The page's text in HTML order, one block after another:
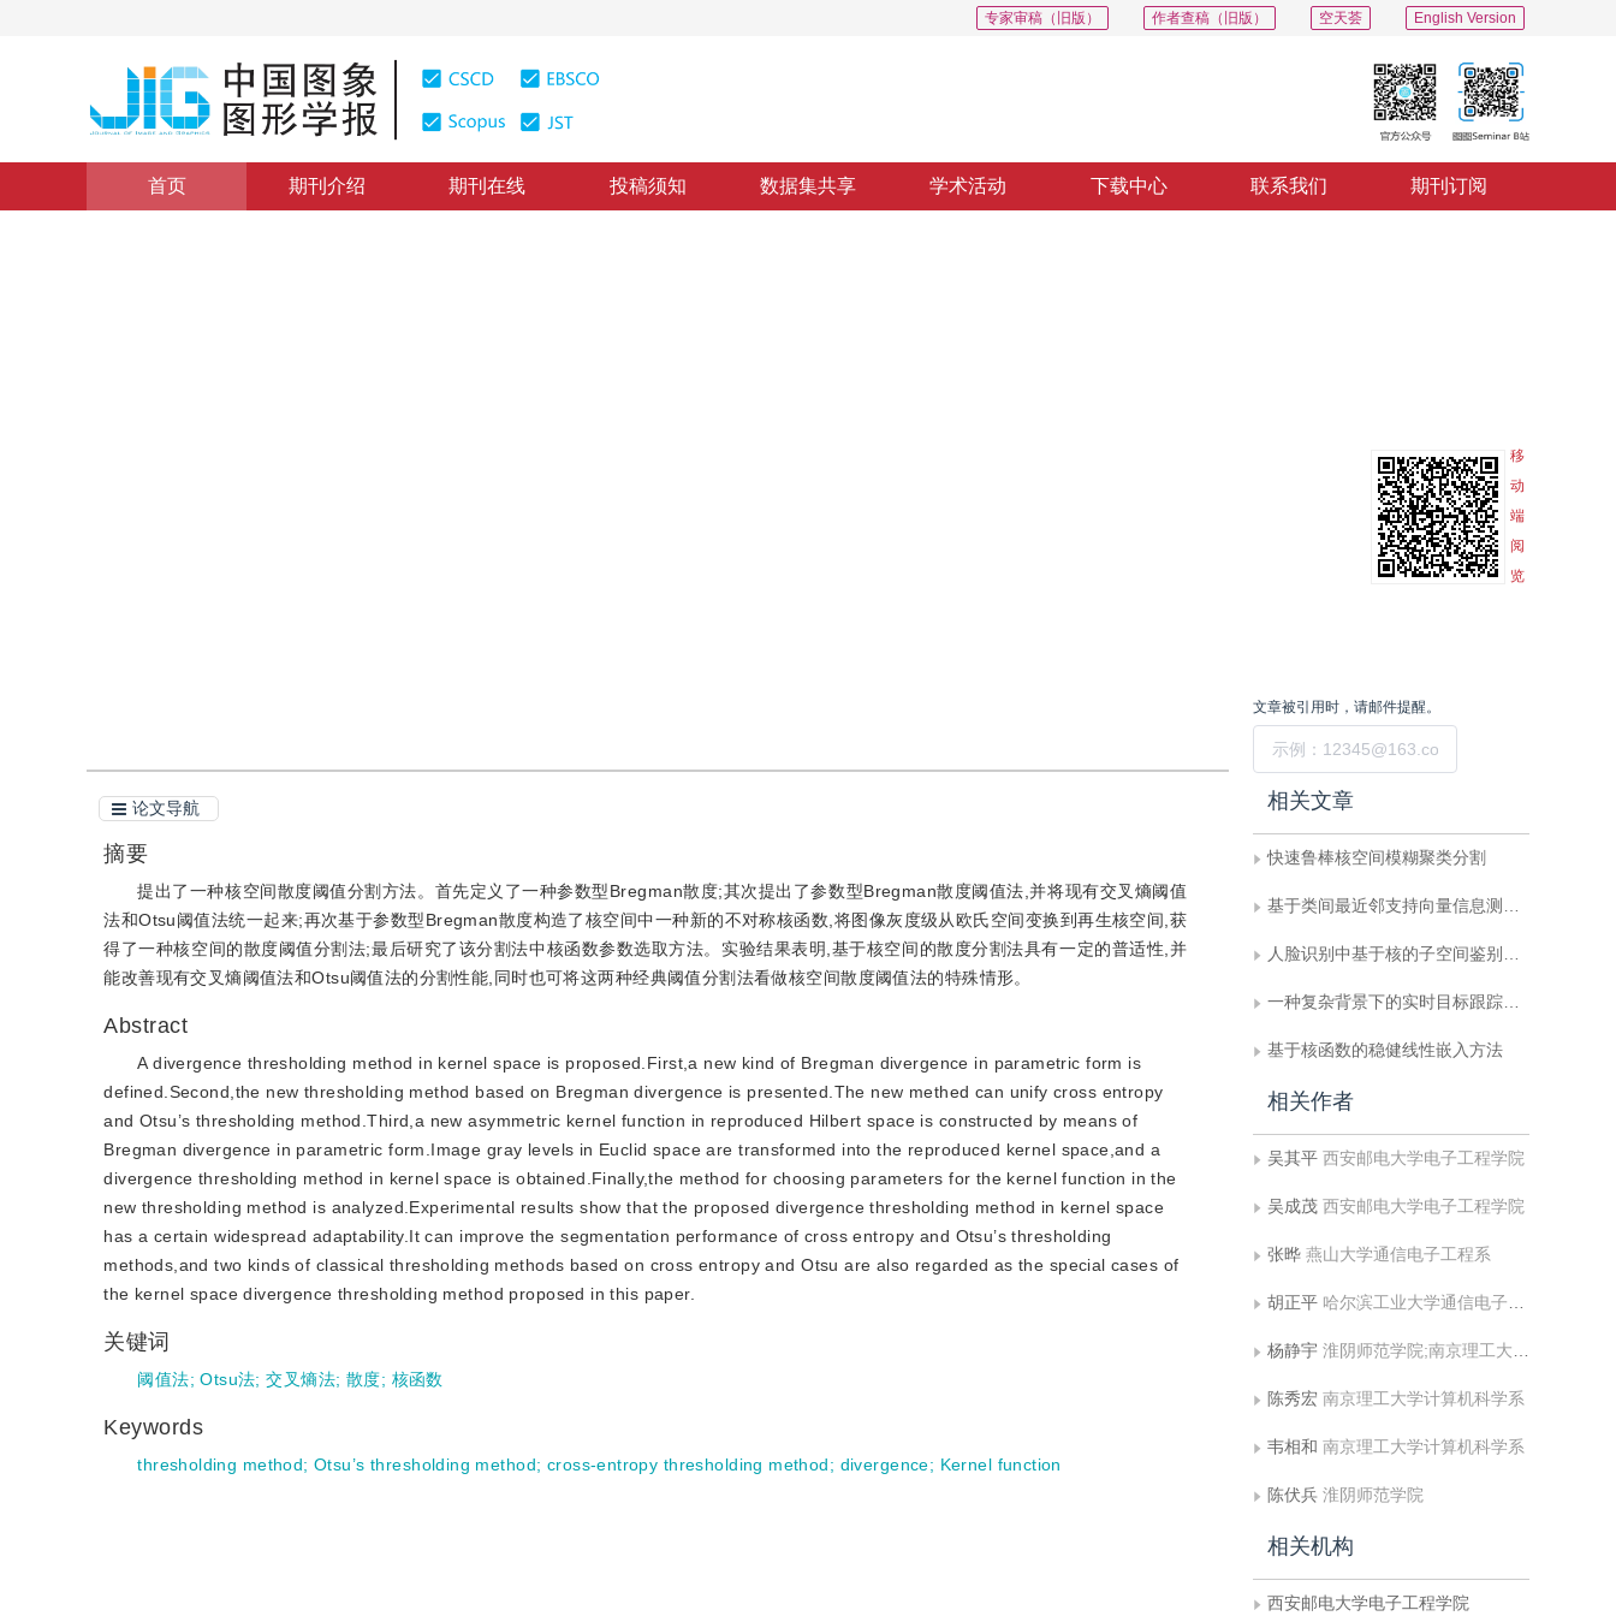
English Version
空天荟
作者查稿（旧版）
专家审稿（旧版）
首页 期刊介绍 期刊在线 投稿须知 数据集共享 学术活动 下载中心 联系我们 期刊订阅
移
动
端
阅
览
论文导航
摘要
提出了一种核空间散度阈值分割方法。首先定义了一种参数型Bregman散度;其次提出了参数型Bregman散度阈值法,并将现有交叉熵阈值
法和Otsu阈值法统一起来;再次基于参数型Bregman散度构造了核空间中一种新的不对称核函数,将图像灰度级从欧氏空间变换到再生核空间,获
得了一种核空间的散度阈值分割法;最后研究了该分割法中核函数参数选取方法。实验结果表明,基于核空间的散度分割法具有一定的普适性,并
能改善现有交叉熵阈值法和Otsu阈值法的分割性能,同时也可将这两种经典阈值分割法看做核空间散度阈值法的特殊情形。
Abstract
A divergence thresholding method in kernel space is proposed.First,a new kind of Bregman divergence in parametric form is
defined.Second,the new thresholding method based on Bregman divergence is presented.The new methed can unify cross entropy
and Otsu’s thresholding method.Third,a new asymmetric kernel function in reproduced Hilbert space is constructed by means of
Bregman divergence in parametric form.Image gray levels in Euclid space are transformed into the reproduced kernel space,and a
divergence thresholding method in kernel space is obtained.Finally,the method for choosing parameters for the kernel function in the
new thresholding method is analyzed.Experimental results show that the proposed divergence thresholding method in kernel space
has a certain widespread adaptability.It can improve the segmentation performance of cross entropy and Otsu’s thresholding
methods,and two kinds of classical thresholding methods based on cross entropy and Otsu are also regarded as the special cases of
the kernel space divergence thresholding method proposed in this paper.
关键词
阈值法;Otsu法;交叉熵法; 散度; 核函数
Keywords
thresholding method;Otsu’s thresholding method; cross-entropy thresholding method; divergence; Kernel function
文章被引用时，请邮件提醒。
相关文章
快速鲁棒核空间模糊聚类分割
基于类间最近邻支持向量信息测度排序的快速分类算法研究
人脸识别中基于核的子空间鉴别分析
一种复杂背景下的实时目标跟踪算法
基于核函数的稳健线性嵌入方法
相关作者
吴其平 西安邮电大学电子工程学院
吴成茂 西安邮电大学电子工程学院
张晔 燕山大学通信电子工程系
胡正平 哈尔滨工业大学通信电子工程系图像信息处理研究所
杨静宇 淮阴师范学院;南京理工大学计算机科学系
陈秀宏 南京理工大学计算机科学系
韦相和 南京理工大学计算机科学系
陈伏兵 淮阴师范学院
相关机构
西安邮电大学电子工程学院